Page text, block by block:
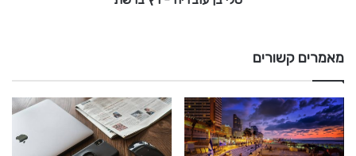
י
ם
ר
ץ
ב
ר
ש
ת
מאמרים קשורים